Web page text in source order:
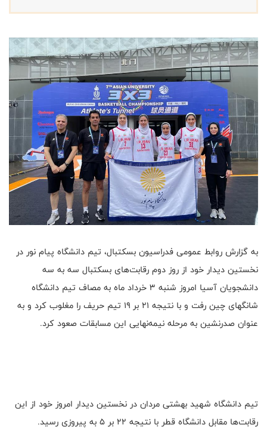
به گزارش روابط عمومی فدراسیون بسکتبال، تیم دانشگاه پیام نور در
نخستین دیدار خود از روز دوم رقابت‌های بسکتبال سه به سه
دانشجویان آسیا امروز شنبه ۳ خرداد ماه به مصاف تیم دانشگاه
شانگهای چین رفت و با نتیجه ۲۱ بر ۱۹ تیم حریف را مغلوب کرد و به
عنوان صدرنشین به مرحله نیمه‌نهایی این مسابقات صعود کرد.
تیم دانشگاه شهید بهشتی مردان در نخستین دیدار امروز خود از این
رقابت‌ها مقابل دانشگاه قطر با نتیجه ۲۲ بر ۵ به پیروزی رسید.